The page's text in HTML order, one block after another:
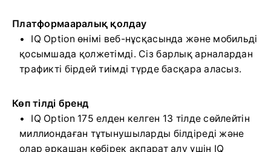
Платформааралық қолдау
IQ Option өнімі веб-нұсқасында және мобильді
қосымшада қолжетімді. Сіз барлық арналардан
трафикті бірдей тиімді түрде басқара аласыз.
Көп тілді бренд
IQ Option 175 елден келген 13 тілде сөйлейтін
миллиондаған тұтынушыларды білдіреді және
олар әрқашан көбірек ақпарат алу үшін IQ